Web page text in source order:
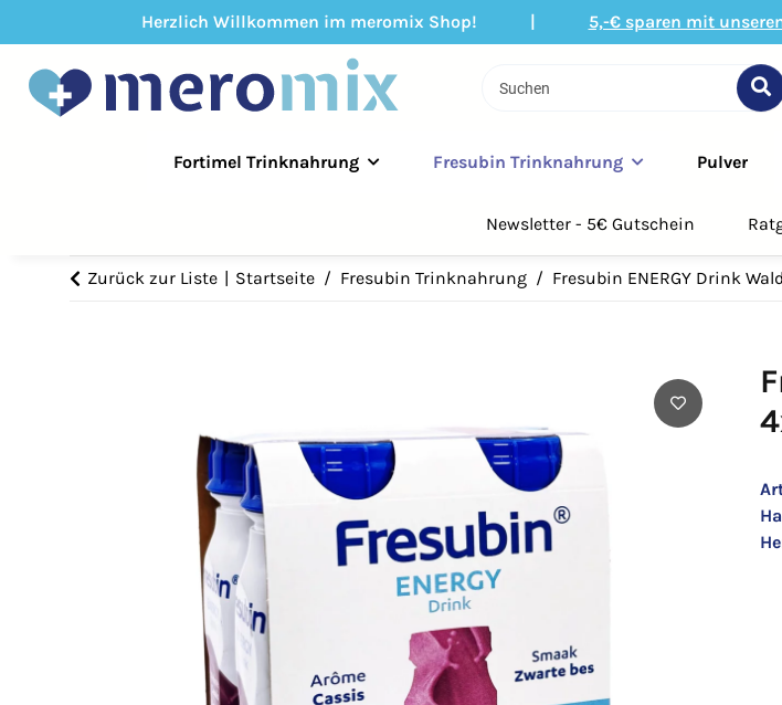
Herzlich Willkommen im meromix Shop! | 5,-€ sparen mit
Fortimel Trinknahrung Fresubin Trinknahrung Pulver
Newsletter - 5€ Gutschein
Zurück zur Liste Startseite Fresubin Trinknahrung Fresubin ENERGY Drink